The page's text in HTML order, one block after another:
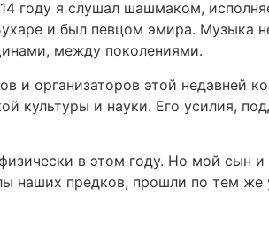
году я слушал шашмаком,
и был певцом эмира. Музыка
между поколениями.
и организаторов этой недавней
культуры и науки. Его усилия,
в этом году. Но мой сын
наших предков, прошли по тем